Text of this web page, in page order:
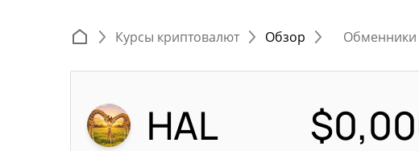
Курсы криптовалют Обзор
HAL $